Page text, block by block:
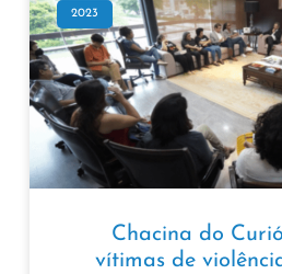
2023
Chacina do
vítimas de